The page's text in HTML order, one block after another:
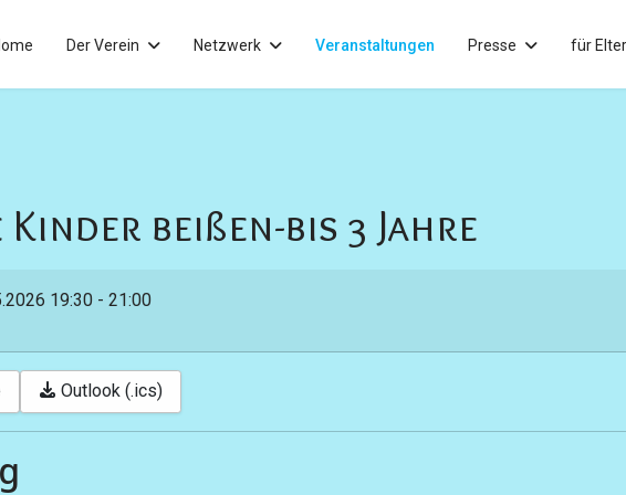
Der Verein Netzwerk Veranstaltungen Presse für
beißen-bis 3 Jahre
19:30 - 21:00
Outlook (.ics)